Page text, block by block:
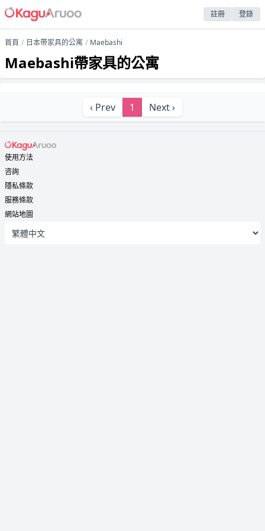
註冊 登錄
首頁 日本帶家具的公寓 Maebashi
Maebashi帶家具的公寓
‹ Prev 1 Next ›
使用方法
咨詢
隱私條款
服務條款
網站地圖